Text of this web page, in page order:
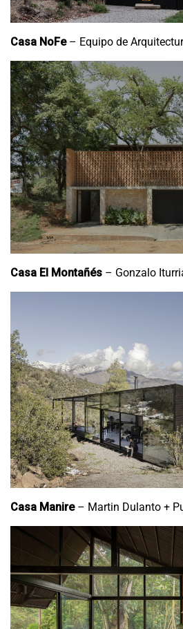
Casa NoFe– Equipo de
Casa El Montañés – Gonzalo
Casa Manire– Martin Dulanto +